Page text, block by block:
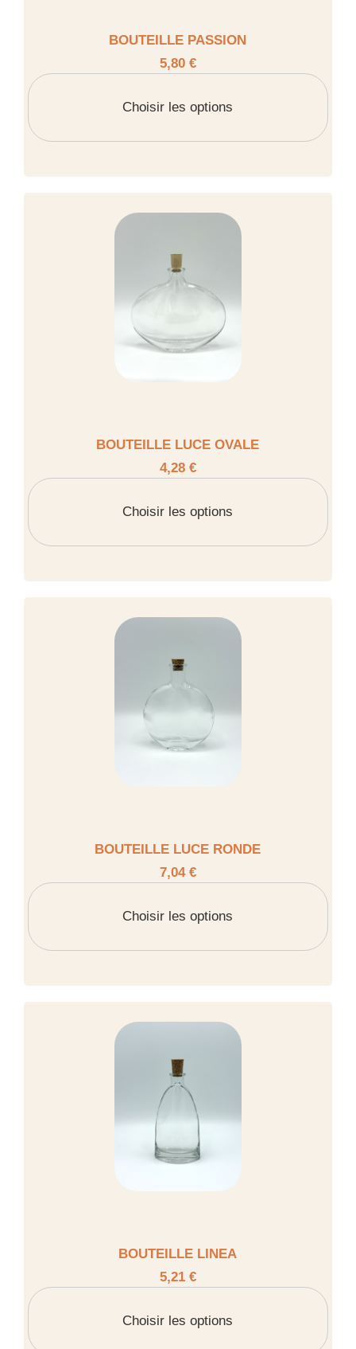
BOUTEILLE PASSION
5,80 €
Choisir les options
BOUTEILLE LUCE OVALE
4,28 €
Choisir les options
BOUTEILLE LUCE RONDE
7,04 €
Choisir les options
BOUTEILLE LINEA
5,21 €
Choisir les options